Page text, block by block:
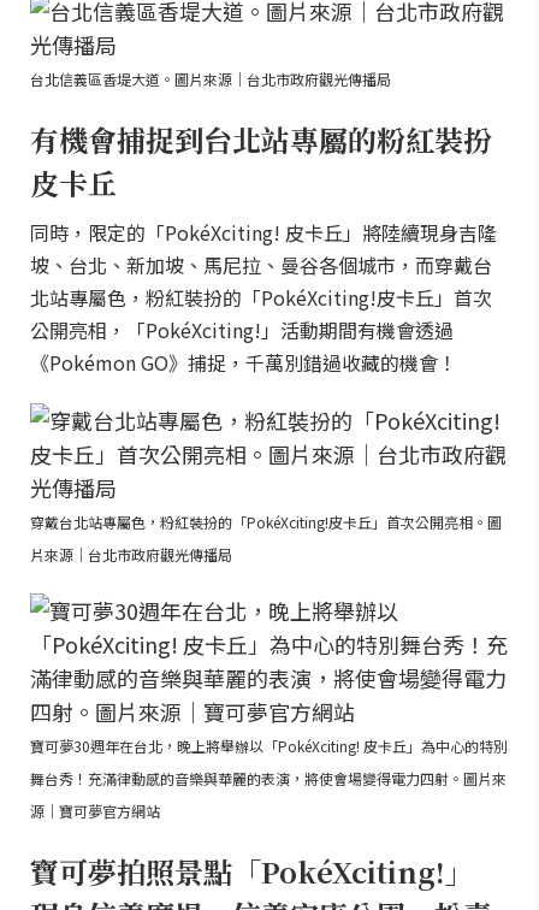
台北信義區香堤大道。圖片來源｜台北市政府觀光傳播局
有機會捕捉到台北站專屬的粉紅裝扮
皮卡丘
同時，限定的「PokéXciting! 皮卡丘」將陸續現身吉隆
坡、台北、新加坡、馬尼拉、曼谷各個城市，而穿戴台
北站專屬色，粉紅裝扮的「PokéXciting!皮卡丘」首次
公開亮相，「PokéXciting!」活動期間有機會透過
《Pokémon GO》捕捉，千萬別錯過收藏的機會！
穿戴台北站專屬色，粉紅裝扮的「PokéXciting!皮卡丘」首次公開亮相。圖
片來源｜台北市政府觀光傳播局
寶可夢30週年在台北，晚上將舉辦以「PokéXciting! 皮卡丘」為中心的特別
舞台秀！充滿律動感的音樂與華麗的表演，將使會場變得電力四射。圖片來
源｜寶可夢官方網站
寶可夢拍照景點「PokéXciting!」